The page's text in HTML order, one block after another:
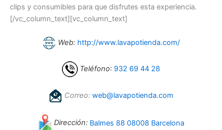
clips y consumibles para que disfrutes esta experiencia.
[/vc_column_text][vc_column_text]
Web: http://www.lavapotienda.com/
Teléfono: 932 69 44 28
Correo: web@lavapotienda.com
Dirección: Balmes 88 08008 Barcelona